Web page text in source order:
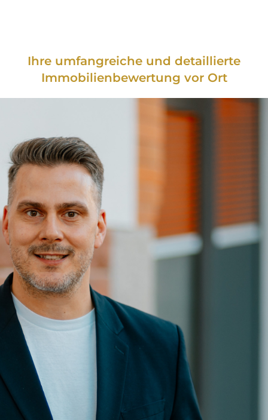
Ihre umfangreiche und detaillierte
Immobilienbewertung vor Ort